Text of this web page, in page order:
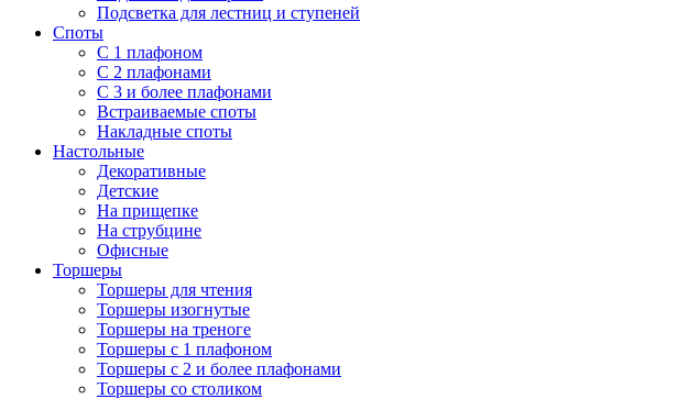
Подсветка для лестниц и ступеней
Споты
С 1 плафоном
С 2 плафонами
С 3 и более плафонами
Встраиваемые споты
Накладные споты
Настольные
Декоративные
Детские
На прищепке
На струбцине
Офисные
Торшеры
Торшеры для чтения
Торшеры изогнутые
Торшеры на треноге
Торшеры с 1 плафоном
Торшеры с 2 и более плафонами
Торшеры со столиком